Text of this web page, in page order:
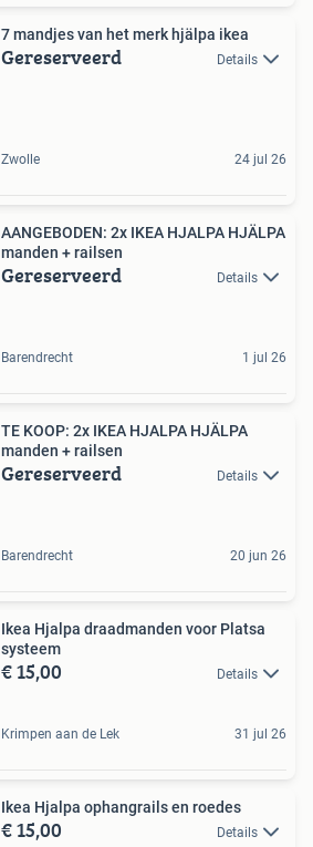
7 mandjes van het merk hjälpa ikea
Gereserveerd Details
Zwolle 24 jul 26
AANGEBODEN: 2x IKEA HJALPA HJÄLPA
manden + railsen
Gereserveerd Details
Barendrecht 1 jul 26
TE KOOP: 2x IKEA HJALPA HJÄLPA
manden + railsen
Gereserveerd Details
Barendrecht 20 jun 26
Ikea Hjalpa draadmanden voor Platsa
systeem
€ 15,00 Details
Krimpen aan de Lek 31 jul 26
Ikea Hjalpa ophangrails en roedes
€ 15,00 Details